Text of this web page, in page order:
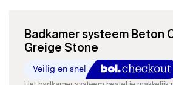
Badkamer systeem Beton
Greige Stone